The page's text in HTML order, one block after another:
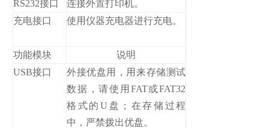
RS232接口
连接外置打印机。
充电接口
使用仪器充电器进行充电。
功能模块
说明
USB接口
外接优盘用，用来存储测试
数据，请使用FAT或FAT32
格式的U盘；在存储过程
中，严禁拨出优盘。